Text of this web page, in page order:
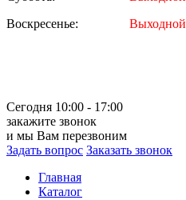
Воскресенье:
Выходной
Сегодня 10:00 - 17:00
закажите звонок
и мы Вам перезвоним
Задать вопрос Заказать звонок
Главная
Каталог